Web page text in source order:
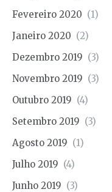
Fevereiro 2020 (1)
Janeiro 2020 (2)
Dezembro 2019 (3)
Novembro 2019 (3)
Outubro 2019 (4)
Setembro 2019 (3)
Agosto 2019 (1)
Julho 2019 (4)
Junho 2019 (3)